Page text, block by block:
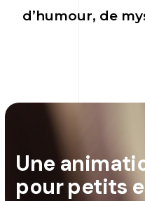
d’humour, de
Une
pour petits